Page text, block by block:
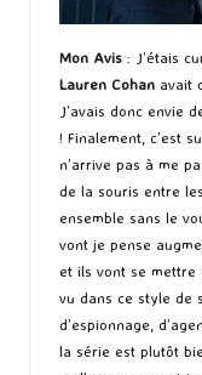
Mon Avis : J’étais
Lauren Cohan avait
J’avais donc envie
! Finalement, c’est
n’arrive pas à me
de la souris entre
ensemble sans le
vont je pense
et ils vont se mettre
vu dans ce style de
d’espionnage,
la série est plutôt